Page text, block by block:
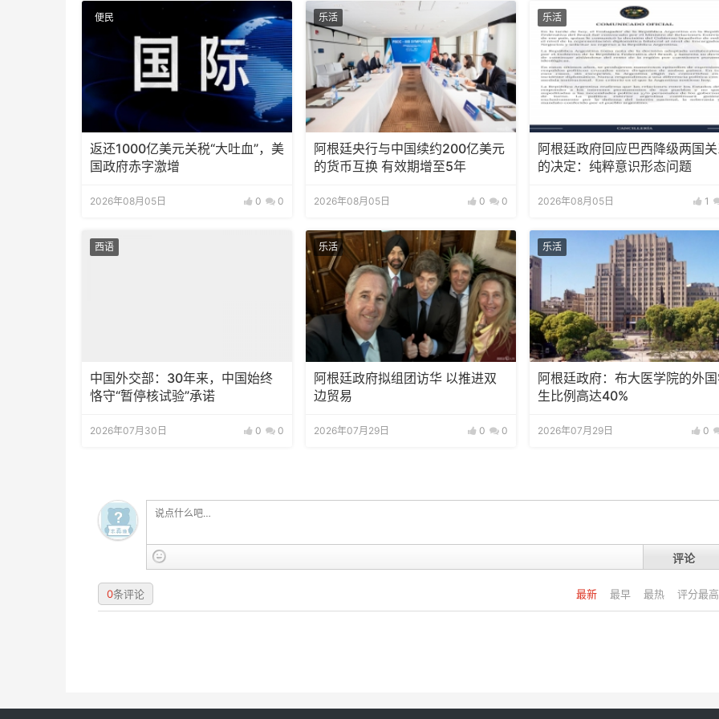
便民
返还1000亿美元关税“大吐血”，美
国政府赤字激增
2026年08月05日 0 0
乐活
阿根廷央行与中国续约200亿美元
的货币互换 有效期增至5年
2026年08月05日 0 0
乐活
阿根廷政府回应巴西降级两国
的决定：纯粹意识形态问题
2026年08月05日 1
西语
中国外交部：30年来，中国始终
恪守“暂停核试验”承诺
2026年07月30日 0 0
乐活
阿根廷政府拟组团访华 以推进双
边贸易
2026年07月29日 0 0
乐活
阿根廷政府：布大医学院的外
生比例高达40%
2026年07月29日 0
评论
最新 最早 最热 评分最高
0条评论